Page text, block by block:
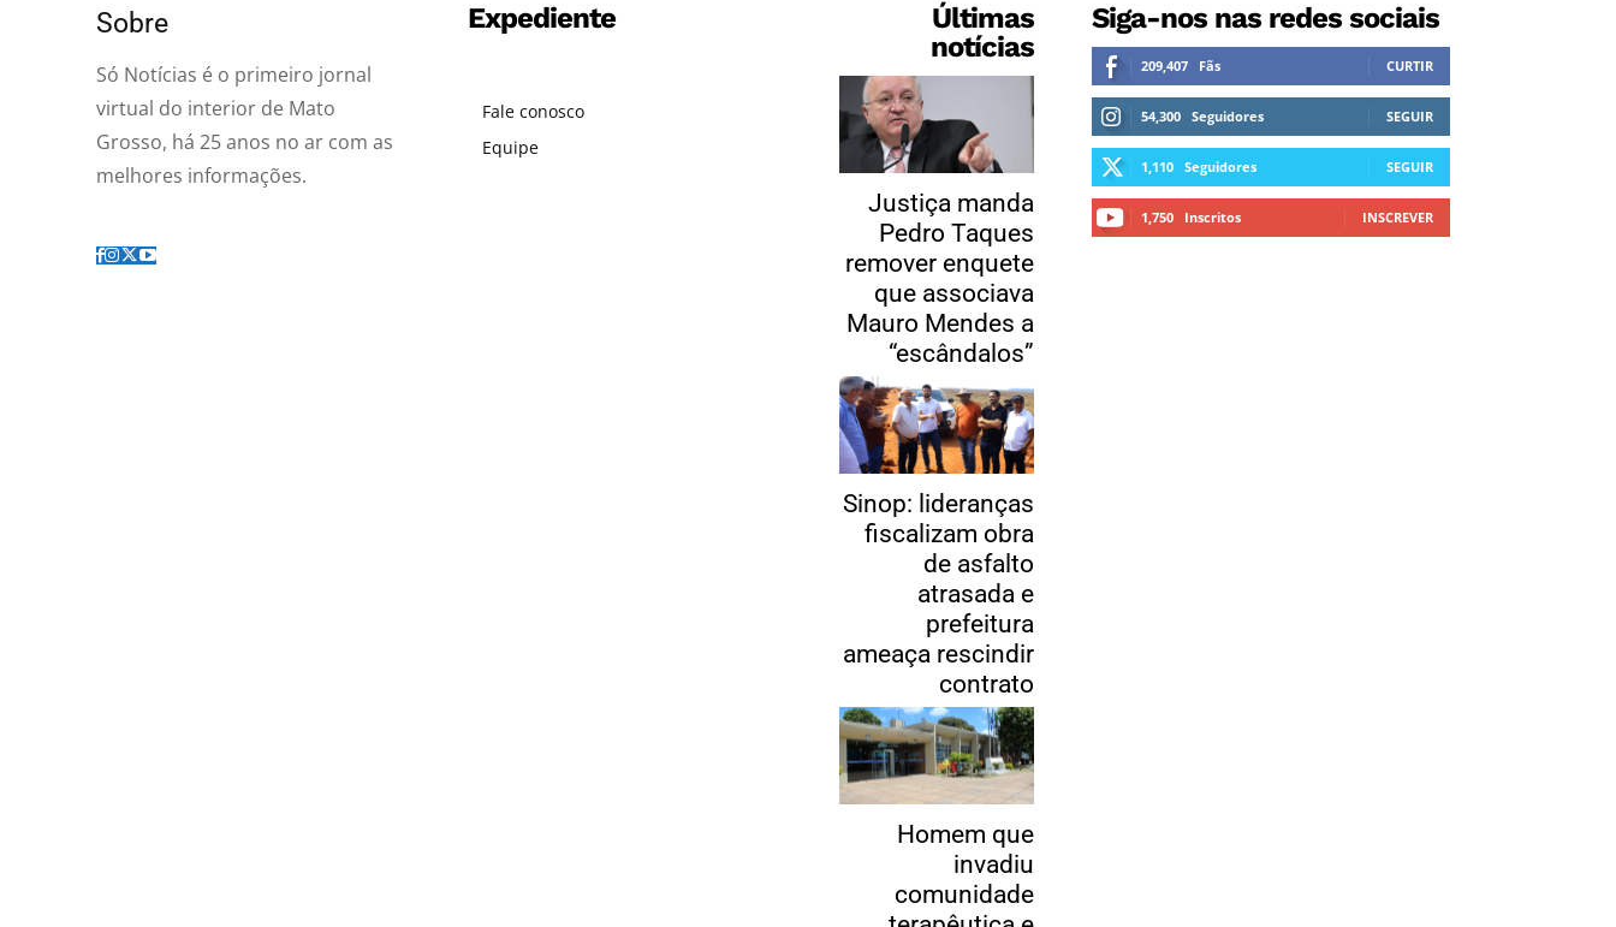
Sobre
Só Notícias é o primeiro jornal
virtual do interior de Mato
Grosso, há 25 anos no ar com as
melhores informações.
Expediente
Fale conosco
Equipe
Últimas
notícias
Justiça manda
Pedro Taques
remover enquete
que associava
Mauro Mendes a
“escândalos”
Sinop: lideranças
fiscalizam obra
de asfalto
atrasada e
prefeitura
ameaça rescindir
contrato
Homem que
invadiu
comunidade
Siga-nos nas redes sociais
209,407 Fãs CURTIR
54,300 Seguidores SEGUIR
1,110 Seguidores SEGUIR
1,750 Inscritos INSCREVER